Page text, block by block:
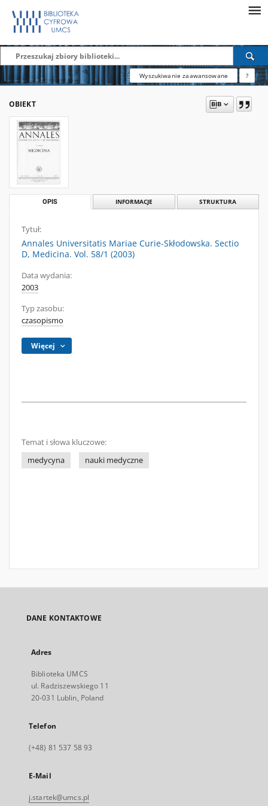
Wyszukiwanie zaawansowane ?
OBIEKT
OPIS INFORMACJE STRUKTURA
Tytuł:
Annales Universitatis Mariae Curie-Skłodowska. Sectio
D, Medicina. Vol. 58/1 (2003)
Data wydania:
2003
Typ zasobu:
czasopismo
Więcej
Temat i słowa kluczowe:
medycyna
nauki medyczne
DANE KONTAKTOWE
Adres
Biblioteka UMCS
ul. Radziszewskiego 11
20-031 Lublin, Poland
Telefon
(+48) 81 537 58 93
E-Mail
j.startek@umcs.pl